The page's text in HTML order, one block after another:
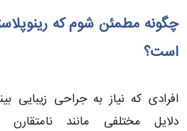
چگونه مطمئن شوم که
است؟
افرادی که نیاز به جراحی زیبایی
دلایل مختلفی مانند